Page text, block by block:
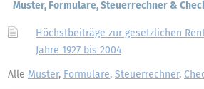
Muster, Formulare, Steuerrechner &
Höchstbeiträge zur gesetzlichen
Jahre 1927 bis 2004
Alle Muster, Formulare, Steuerrechner,